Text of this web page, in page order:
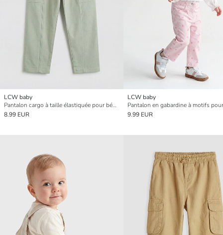
LCW baby
Pantalon cargo à taille élastiquée pour bébé garçon
8.99 EUR
LCW baby
9.99 EUR